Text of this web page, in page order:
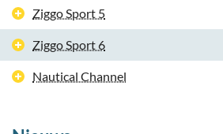
Ziggo Sport 5
Ziggo Sport 6
Nautical Channel